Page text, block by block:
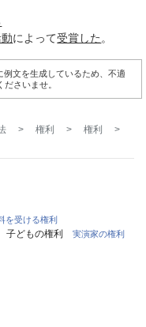
によって受賞した。
文を生成しているため、不適
さいませ。
> 権利 > 権利
>
を受ける権利
子どもの権利
実演家の権利